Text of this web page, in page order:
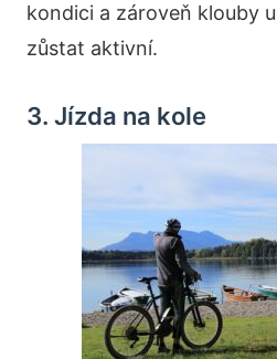
kondici a zároveň klouby
zůstat aktivní.
3. Jízda na kole